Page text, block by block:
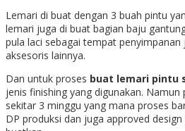
Lemari di buat dengan 3 buah pintu
lemari juga di buat bagian baju
pula laci sebagai tempat
aksesoris lainnya.
Dan untuk proses buat lemari pintu
jenis finishing yang digunakan.
sekitar 3 minggu yang mana proses
DP produksi dan juga approved